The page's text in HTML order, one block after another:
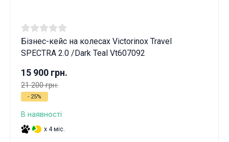
Бізнес-кейс на колесах Victorinox Travel
SPECTRA 2.0 /Dark Teal Vt607092
15 900 грн.
21 200 грн.
- 25%
В наявності
x 4 міс.